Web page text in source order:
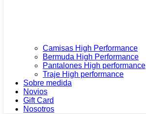
Camisas High Performance
Bermuda High Performance
Pantalones High performance
Traje High performance
Sobre medida
Novios
Gift Card
Nosotros